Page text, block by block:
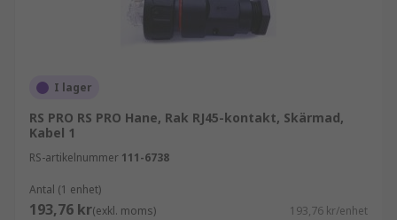
I lager
RS PRO RS PRO Hane, Rak RJ45-kontakt, Skärmad,
Kabel 1
RS-artikelnummer 111-6738
Antal (1 enhet)
193,76 kr(exkl. moms) 193,76 kr/enhet